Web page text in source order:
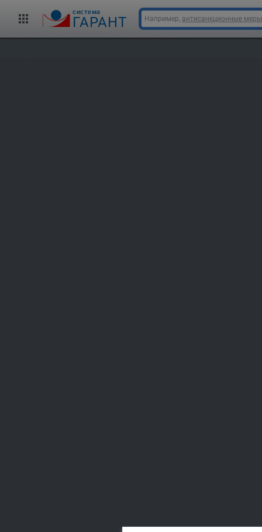
cистема
ГАРАНТ Например, антисанкционные меры